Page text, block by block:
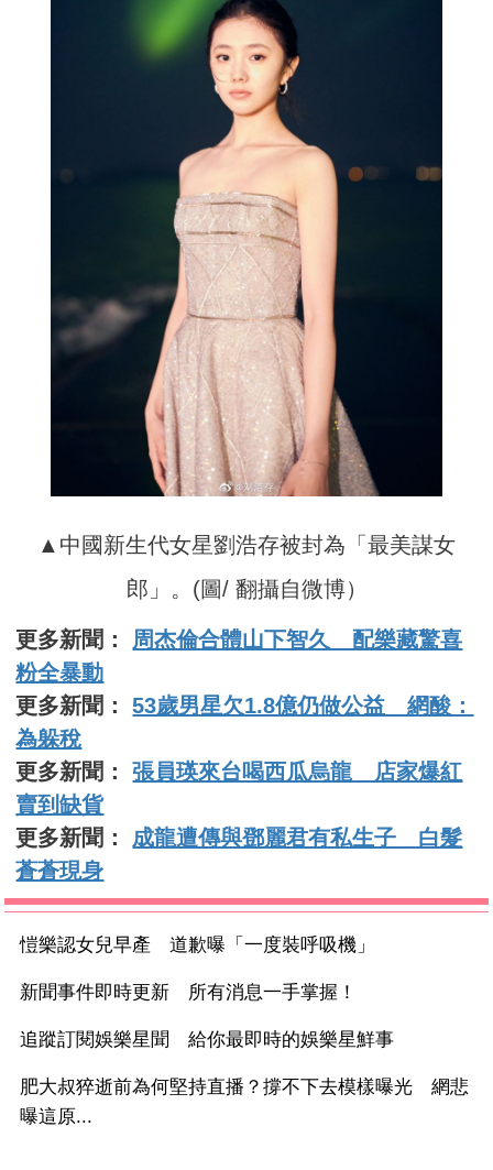
▲中國新生代女星劉浩存被封為「最美謀女
郎」。(圖/ 翻攝自微博）
更多新聞： 周杰倫合體山下智久 配樂藏驚喜
粉全暴動
更多新聞：53歲男星欠1.8億仍做公益 網酸：
為躲稅
更多新聞：張員瑛來台喝西瓜烏龍 店家爆紅
賣到缺貨
更多新聞： 成龍遭傳與鄧麗君有私生子 白髮
蒼蒼現身
愷樂認女兒早產 道歉曝「一度裝呼吸機」
新聞事件即時更新 所有消息一手掌握！
追蹤訂閱娛樂星聞 給你最即時的娛樂星鮮事
肥大叔猝逝前為何堅持直播？撐不下去模樣曝光 網悲
曝這原...